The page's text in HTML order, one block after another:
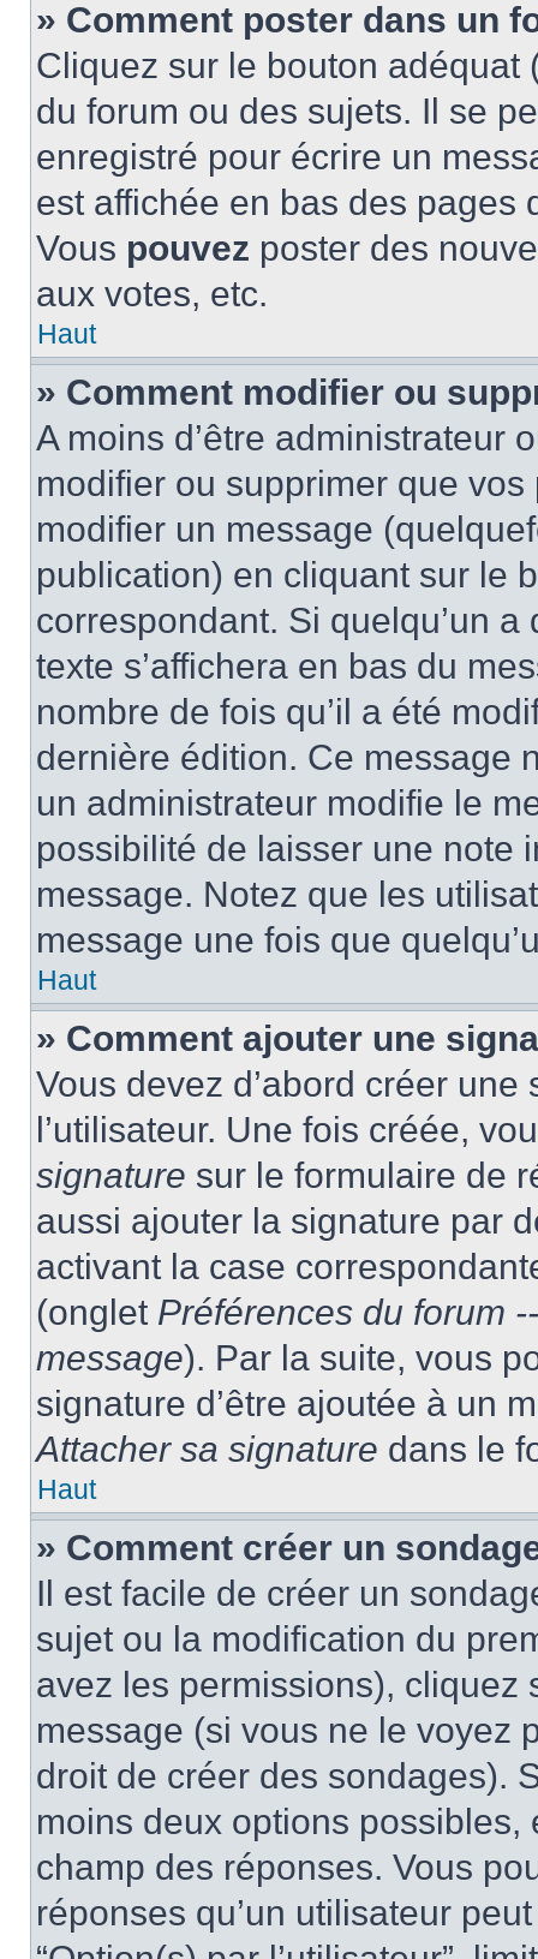
» Comment poster dans un
Cliquez sur le bouton
du forum ou des sujets. Il se
enregistré pour écrire un
est affichée en bas des pages
Vous pouvez poster des
aux votes, etc.
Haut
» Comment modifier ou
A moins d’être administrateur
modifier ou supprimer que
modifier un message
publication) en cliquant sur le
correspondant. Si quelqu’un
texte s’affichera en bas du
nombre de fois qu’il a été
dernière édition. Ce message
un administrateur modifie le
possibilité de laisser une note
message. Notez que les
message une fois que
Haut
» Comment ajouter une
Vous devez d’abord créer
l’utilisateur. Une fois créée,
signature sur le formulaire de
aussi ajouter la signature par
activant la case
(onglet Préférences du forum
message). Par la suite, vous
signature d’être ajoutée à un
Attacher sa signature dans le
Haut
» Comment créer un
Il est facile de créer un
sujet ou la modification du
avez les permissions), cliquez
message (si vous ne le voyez
droit de créer des sondages).
moins deux options
champ des réponses. Vous
réponses qu’un utilisateur